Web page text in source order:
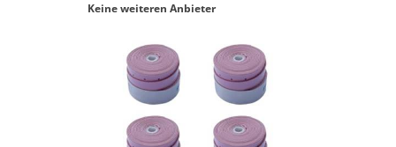
Keine weiteren Anbieter